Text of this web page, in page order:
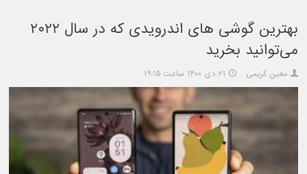
بهترین گوشی های اندرویدی که در سال ۲۰۲۲
می‌توانید بخرید
معین کریمی ۲۱ دی ۱۴۰۰ ساعت ۱۹:۱۵